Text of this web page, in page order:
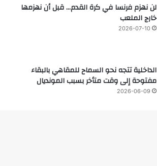
لن نهزم فرنسا في كرة القدم… قبل أن نهزمها
خارج الملعب
2026-07-10
الداخلية تتجه نحو السماح للمقاهي بالبقاء
مفتوحة إلى وقت متأخر بسبب المونديال
2026-06-09